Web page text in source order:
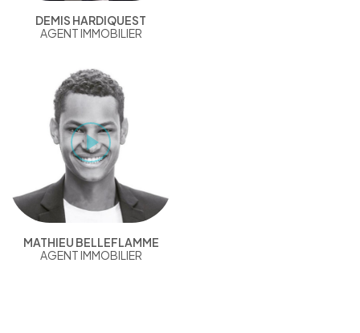
DEMIS HARDIQUEST
AGENT IMMOBILIER
MATHIEU BELLEFLAMME
AGENT IMMOBILIER